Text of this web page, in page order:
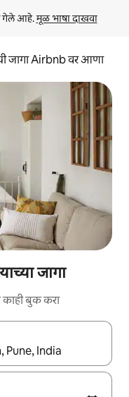
गेले आहे. मूळ भाषा दाखवा
जागा Airbnb वर आणा
जागा
बुक करा
खाली बाणांच्या किजसह